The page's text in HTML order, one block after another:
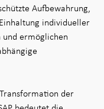
Aufbewahrung,
individueller
und ermöglichen
der